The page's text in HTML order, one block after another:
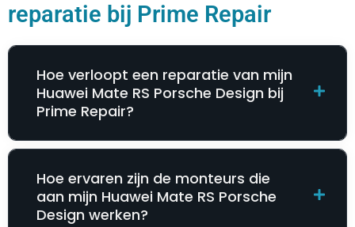
reparatie bij Prime Repair
Hoe verloopt een reparatie van mijn
Huawei Mate RS Porsche Design bij
Prime Repair?
Hoe ervaren zijn de monteurs die
aan mijn Huawei Mate RS Porsche
Design werken?